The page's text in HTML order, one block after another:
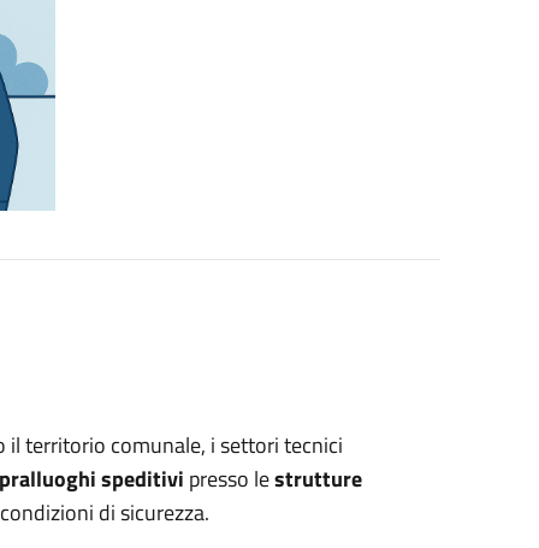
il territorio comunale, i settori tecnici
speditivi presso lestrutture
di sicurezza.